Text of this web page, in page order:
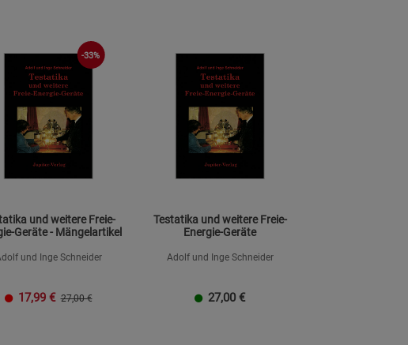
-33%
und weitere Freie-
Geräte - Mängelartikel
und Inge Schneider
17,99 € 27,00 €
Testatika und weitere Freie-
Energie-Geräte
Adolf und Inge Schneider
27,00 €